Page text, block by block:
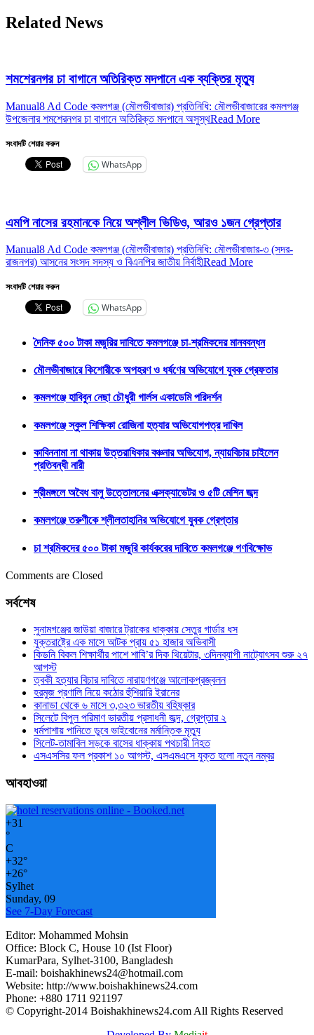
Related News
শমশেরনগর চা বাগানে অতিরিক্ত মদপানে এক ব্যক্তির মৃত্যু
Manual8 Ad Code কমলগঞ্জ (মৌলভীবাজার) প্রতিনিধি: মৌলভীবাজারের কমলগঞ্জ
উপজেলার শমশেরনগর চা বাগানে অতিরিক্ত মদপানে অসুস্থRead More
সংবাদটি শেয়ার করুন
WhatsApp
এমপি নাসের রহমানকে নিয়ে অশ্লীল ভিডিও, আরও ১জন গ্রেপ্তার
Manual8 Ad Code কমলগঞ্জ (মৌলভীবাজার) প্রতিনিধি: মৌলভীবাজার-৩ (সদর-
রাজনগর) আসনের সংসদ সদস্য ও বিএনপির জাতীয় নির্বাহীRead More
সংবাদটি শেয়ার করুন
WhatsApp
দৈনিক ৫০০ টাকা মজুরির দাবিতে কমলগঞ্জে চা-শ্রমিকদের মানববন্ধন
মৌলভীবাজারে কিশোরীকে অপহরণ ও ধর্ষণের অভিযোগে যুবক গ্রেফতার
কমলগঞ্জে হাবিবুন নেছা চৌধুরী গার্লস একাডেমি পরিদর্শন
কমলগঞ্জে স্কুল শিক্ষিকা রোজিনা হত্যার অভিযোগপত্র দাখিল
কাবিননামা না থাকায় উত্তরাধিকার বঞ্চনার অভিযোগ, ন্যায়বিচার চাইলেন
প্রতিবন্ধী নারী
শ্রীমঙ্গলে অবৈধ বালু উত্তোলনের এক্সক্যাভেটর ও ৫টি মেশিন জব্দ
কমলগঞ্জে তরুণীকে শ্লীলতাহানির অভিযোগে যুবক গ্রেপ্তার
চা শ্রমিকদের ৫০০ টাকা মজুরি কার্যকরের দাবিতে কমলগঞ্জে গণবিক্ষোভ
Comments are Closed
সর্বশেষ
সুনামগঞ্জের জাউয়া বাজারে ট্রাকের ধাক্কায় সেতুর গার্ডার ধস
যুক্তরাষ্ট্রে এক মাসে আটক প্রায় ৫১ হাজার অভিবাসী
কিডনি বিকল শিক্ষার্থীর পাশে শাবি’র দিক থিয়েটার, ৩দিনব্যাপী নাট্যোৎসব শুরু ২৭
আগস্ট
ত্বকী হত্যার বিচার দাবিতে নারায়ণগঞ্জে আলোকপ্রজ্বলন
হরমুজ প্রণালি নিয়ে কঠোর হুঁশিয়ারি ইরানের
কানাডা থেকে ৬ মাসে ৩,৩২৩ ভারতীয় বহিষ্কার
সিলেটে বিপুল পরিমাণ ভারতীয় প্রসাধনী জব্দ, গ্রেপ্তার ২
ধর্মপাশায় পানিতে ডুবে ভাইবোনের মর্মান্তিক মৃত্যু
সিলেট-তামাবিল সড়কে বাসের ধাক্কায় পথচারী নিহত
এসএসসির ফল প্রকাশ ১০ আগস্ট, এসএমএসে যুক্ত হলো নতুন নম্বর
আবহাওয়া
+31
°
C
+32°
+26°
Sylhet
Sunday, 09
See 7-Day Forecast
Editor: Mohammed Mohsin
Office: Block C, House 10 (Ist Floor)
KumarPara, Sylhet-3100, Bangladesh
E-mail: boishakhinews24@hotmail.com
Website: http://www.boishakhinews24.com
Phone: +880 1711 921197
© Copyright-2014 Boishakhinews24.com All Rights Reserved